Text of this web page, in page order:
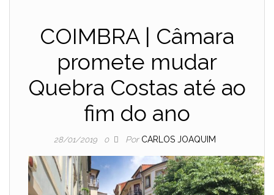
COIMBRA | Câmara
promete mudar
Quebra Costas até ao
fim do ano
28/01/2019 0 Por CARLOS JOAQUIM